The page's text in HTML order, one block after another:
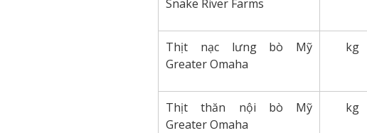
Snake River Farms
Thịt nạc lưng bò Mỹ
Greater Omaha
kg
Thịt thăn nội bò Mỹ
Greater Omaha
kg